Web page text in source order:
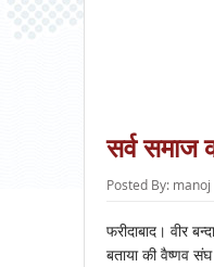
सर्व समाज
Posted By: manoj
फरीदाबाद। वीर
बताया की वैष्णव